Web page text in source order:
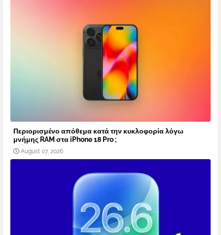
Περιορισμένο απόθεμα κατά την κυκλοφορία λόγω
μνήμης RAM στα iPhone 18 Pro ;
August 07, 2026